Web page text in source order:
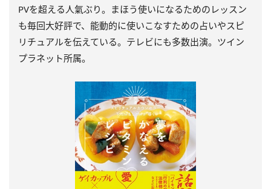
PVを超える人氣ぶり。まほう使いになるためのレッスン
も毎回大好評で、能動的に使いこなすための占いやスピ
リチュアルを伝えている。テレビにも多数出演。ツイン
プラネット所属。